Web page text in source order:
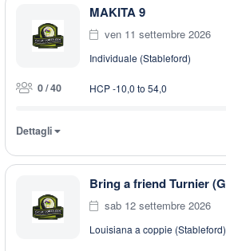
MAKITA 9
ven 11 settembre 2026
Individuale (Stableford)
0 / 40 HCP -10,0 to 54,0
Dettagli
sab 12 settembre 2026
Louisiana a coppie (Stableford)